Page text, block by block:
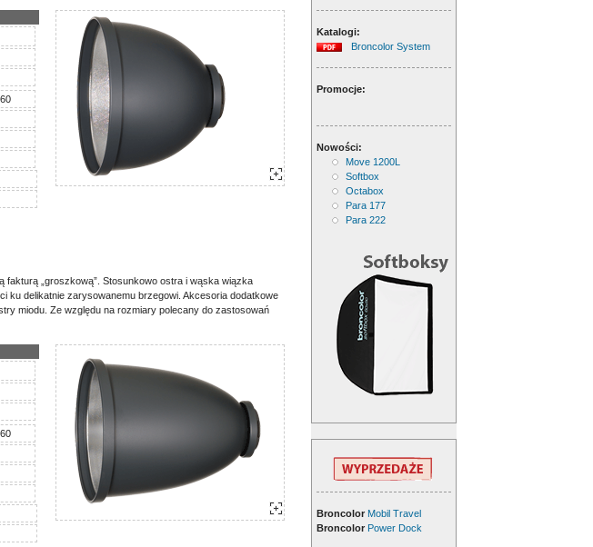
„groszkową”. Stosunkowo ostra i wąska wiązka
ku delikatnie zarysowanemu brzegowi. Akcesoria dodatkowe
miodu. Ze względu na rozmiary polecany do zastosowań
Katalogi:
Broncolor System
Promocje:
Nowości:
Move 1200L
Softbox
Octabox
Para 177
Para 222
Broncolor Mobil Travel
Broncolor Power Dock